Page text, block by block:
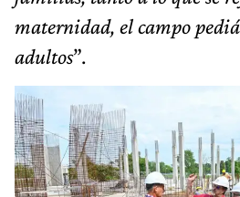
maternidad, el campo
adultos”.